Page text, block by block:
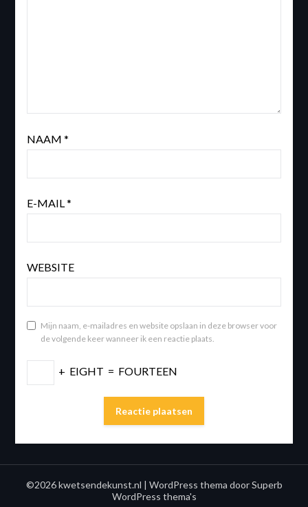
NAAM *
E-MAIL*
WEBSITE
Mijn naam, e-mailadres en website opslaan in deze browser voor
de volgende keer wanneer ik een reactie plaats.
+ EIGHT = FOURTEEN
©2026 kwetsendekunst.nl | WordPress thema doorSuperb
WordPress thema's